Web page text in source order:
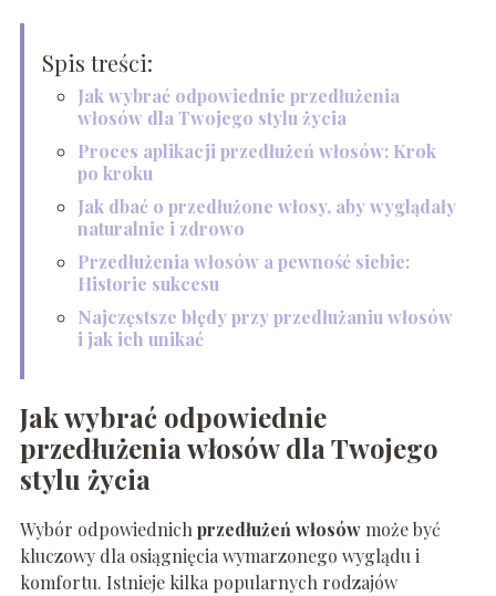
Spis treści:
Jak wybrać odpowiednie przedłużenia
włosów dla Twojego stylu życia
Proces aplikacji przedłużeń włosów: Krok
po kroku
Jak dbać o przedłużone włosy, aby wyglądały
naturalnie i zdrowo
Przedłużenia włosów a pewność siebie:
Historie sukcesu
Najczęstsze błędy przy przedłużaniu włosów
i jak ich unikać
Jak wybrać odpowiednie
przedłużenia włosów dla Twojego
stylu życia
Wybór odpowiednich przedłużeń włosówmoże być
kluczowy dla osiągnięcia wymarzonego wyglądu i
komfortu. Istnieje kilka popularnych rodzajów